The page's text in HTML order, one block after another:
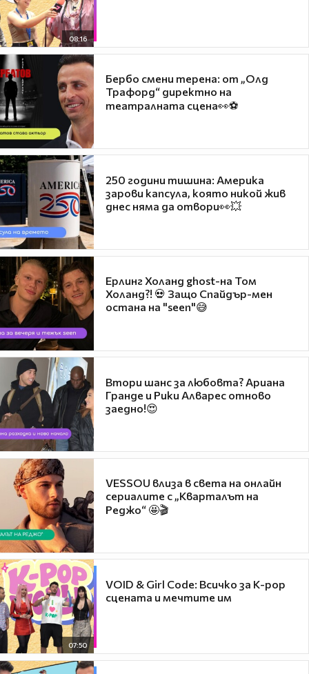
08:16
Бербо смени терена: от „Олд
Трафорд“ директно на
театралната сцена👀⚽
250 години тишина: Америка
зарови капсула, която никой жив
днес няма да отвори👀💥
Ерлинг Холанд ghost-на Том
Холанд?! 💀 Защо Спайдър-мен
остана на "seen"😅
Втори шанс за любовта? Ариана
Гранде и Рики Алварес отново
заедно!😍
VESSOU влиза в света на онлайн
сериалите с „Кварталът на
Реджо“ 🤩🎬
07:50
VOID & Girl Code: Всичко за K-pop
сцената и мечтите им